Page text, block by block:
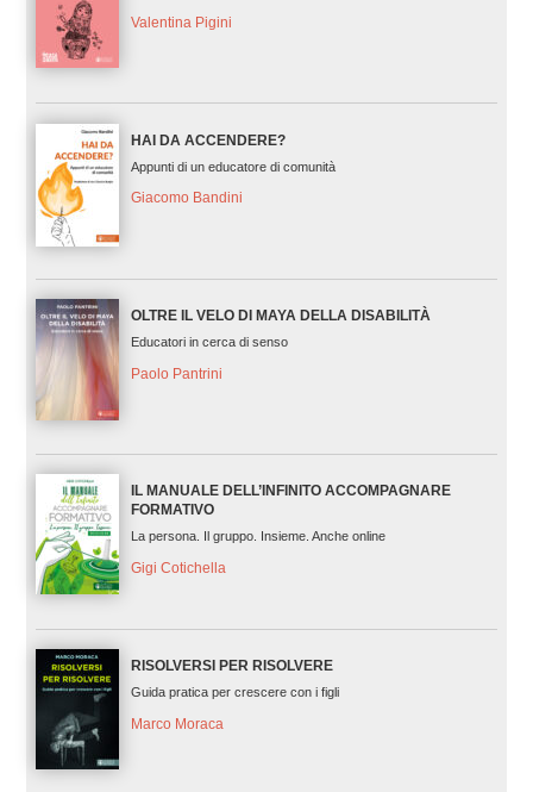
Valentina Pigini
HAI DA ACCENDERE?
Appunti di un educatore di comunità
Giacomo Bandini
OLTRE IL VELO DI MAYA DELLA DISABILITÀ
Educatori in cerca di senso
Paolo Pantrini
IL MANUALE DELL’INFINITO ACCOMPAGNARE
FORMATIVO
La persona. Il gruppo. Insieme. Anche online
Gigi Cotichella
RISOLVERSI PER RISOLVERE
Guida pratica per crescere con i figli
Marco Moraca